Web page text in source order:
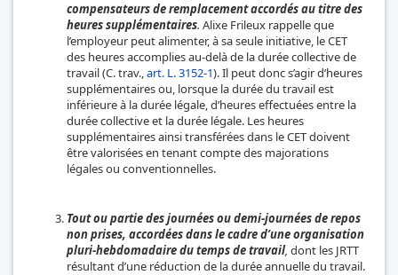
compensateurs de remplacement accordés au titre des
heures supplémentaires. Alixe Frileux rappelle que
l’employeur peut alimenter, à sa seule initiative, le CET
des heures accomplies au-delà de la durée collective de
travail (C. trav.,art. L. 3152-1). Il peut donc s’agir d’heures
supplémentaires ou, lorsque la durée du travail est
inférieure à la durée légale, d’heures effectuées entre la
durée collective et la durée légale. Les heures
supplémentaires ainsi transférées dans le CET doivent
être valorisées en tenant compte des majorations
légales ou conventionnelles.
Tout ou partie des journées ou demi-journées de repos
non prises, accordées dans le cadre d’une organisation
pluri-hebdomadaire du temps de travail, dont les JRTT
résultant d’une réduction de la durée annuelle du travail.